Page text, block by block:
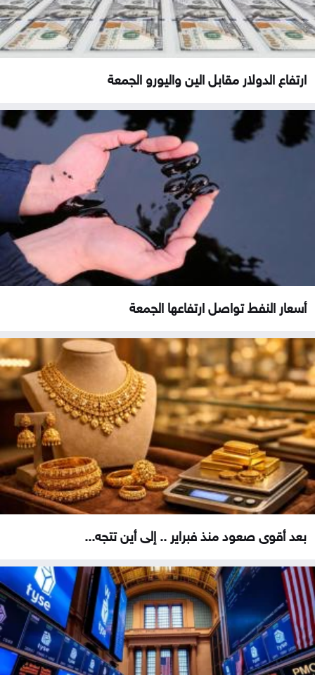
ارتفاع الدولار مقابل الين واليورو الجمعة
أسعار النفط تواصل ارتفاعها الجمعة
بعد أقوى صعود منذ فبراير .. إلى أين تتجه...